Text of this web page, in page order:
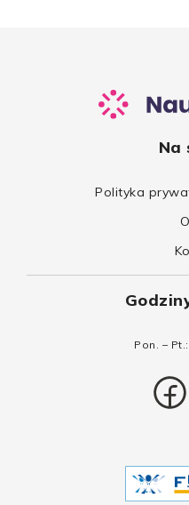
Na
Polityka
Pon. –